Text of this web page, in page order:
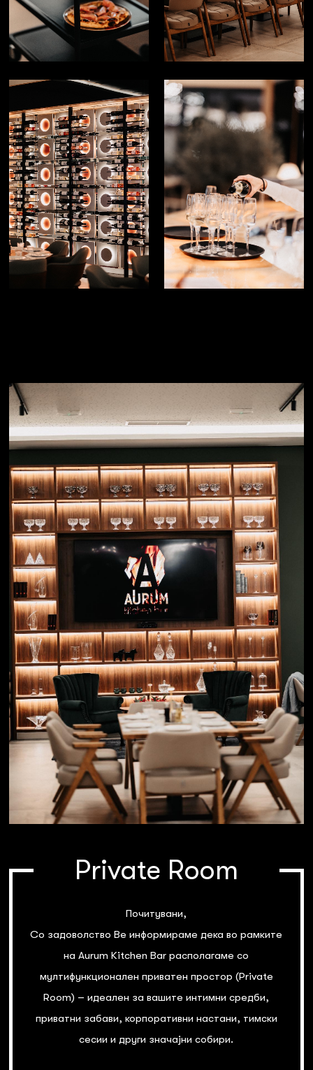
Private Room
Почитувани,
Со задоволство Ве информираме дека во рамките
на Aurum Kitchen Bar располагаме со
мултифункционален приватен простор (Private
Room) – идеален за вашите интимни средби,
приватни забави, корпоративни настани, тимски
сесии и други значајни собири.